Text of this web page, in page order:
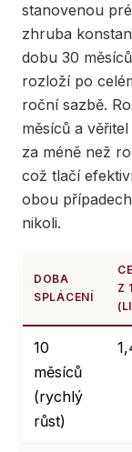
stanovenou
zhruba
dobu 30
rozloží po
roční sazbě.
měsíců a
za méně než
což tlačí
obou
nikoli.
DOBA
SPLÁCENÍ
Z
10
měsíců
(rychlý
růst)